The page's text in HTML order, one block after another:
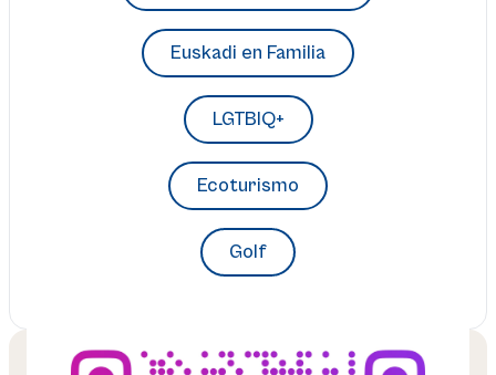
Euskadi en Familia
LGTBIQ+
Ecoturismo
Golf